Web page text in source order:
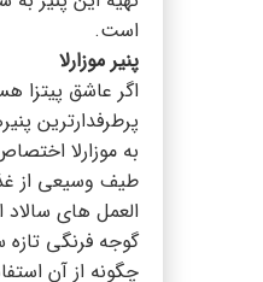
است.
پنیر موزارلا
اگر عاشق پیتزا
پرطرفدارترین
به موزارلا
طیف وسیعی از
العمل های
گوجه فرنگی
چگونه از آن